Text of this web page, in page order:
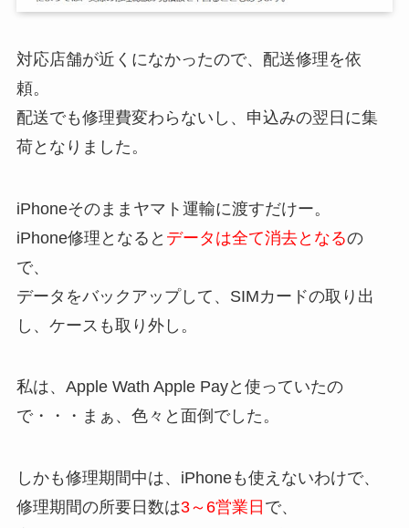
対応店舗が近くになかったので、配送修理を依
頼。
配送でも修理費変わらないし、申込みの翌日に集
荷となりました。
iPhoneそのままヤマト運輸に渡すだけー。
iPhone修理となると データは全て消去となるの
で、
データをバックアップして、SIMカードの取り出
し、ケースも取り外し。
私は、Apple Wath Apple Payと使っていたの
で・・・まぁ、色々と面倒でした。
しかも修理期間中は、iPhoneも使えないわけで、
修理期間の所要日数は3～6営業日 で、